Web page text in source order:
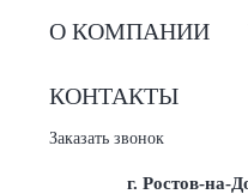
О КОМПАНИИ
КОНТАКТЫ
Заказать звонок
г. Ростов-на-